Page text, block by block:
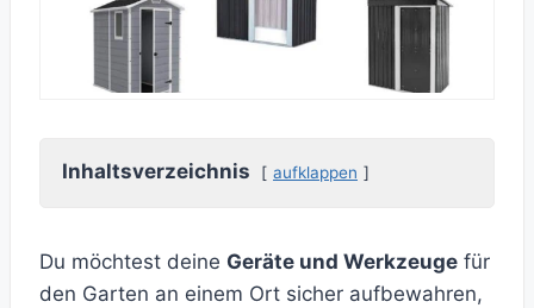
Inhaltsverzeichnis aufklappen
Du möchtest deine Geräte und Werkzeuge für
den Garten an einem Ort sicher aufbewahren,